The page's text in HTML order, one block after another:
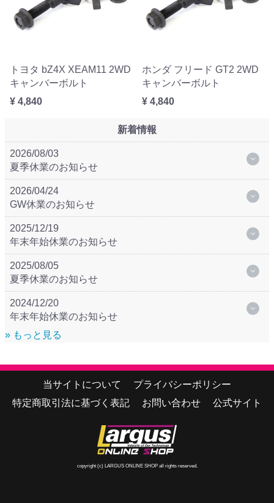
トヨタ bZ4X XEAM11 2WD
キャンバーボルト
¥ 4,840
ホンダ フリード GT2 2WD
キャンバーボルト
¥ 4,840
新着情報
2026/08/03
夏季休業のお知らせ
2026/04/24
GW休業のお知らせ
2025/12/19
年末年始休業のお知らせ
2025/08/05
夏季休業のお知らせ
2024/12/20
年末年始休業のお知らせ
» もっと見る
当サイトについて
プライバシーポリシー
特定商取引法に基づく表記
お問い合わせ 公式サイト
copyright (c) LARGUS ONLINE SHOP all rights reserved.